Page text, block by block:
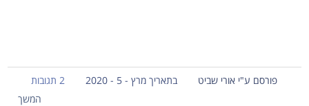
פורסם ע"י אורי שביט בתאריך מרץ - 5 - 2020
2 תגובות
המשך